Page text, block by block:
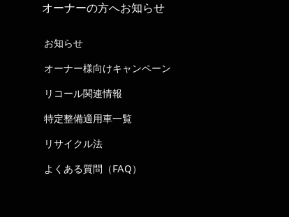
オーナーの方へお知らせ
お知らせ
オーナー様向けキャンペーン
リコール関連情報
特定整備適用車一覧
リサイクル法
よくある質問（FAQ）